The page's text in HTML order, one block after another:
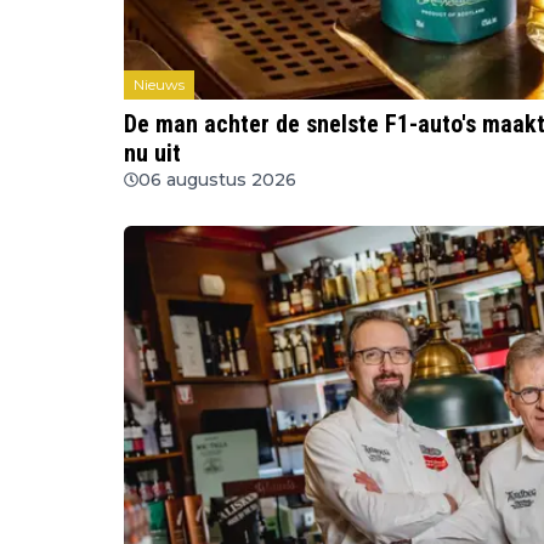
Nieuws
De man achter de snelste F1-auto's
nu uit
06 augustus 2026